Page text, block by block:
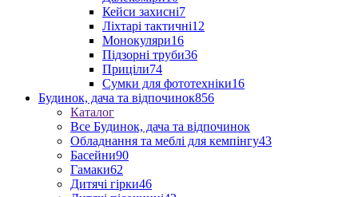
Кейси захисні7
Ліхтарі тактичні12
Монокуляри16
Підзорні труби36
Приціли74
Сумки для фототехніки16
Будинок, дача та відпочинок856
Каталог
Все Будинок, дача та відпочинок
Обладнання та меблі для кемпінгу43
Басейни90
Гамаки62
Дитячі гірки46